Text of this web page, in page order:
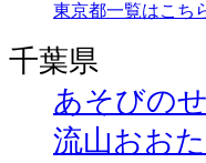
東京都一覧はこち
千葉県
あそびの
流山おお